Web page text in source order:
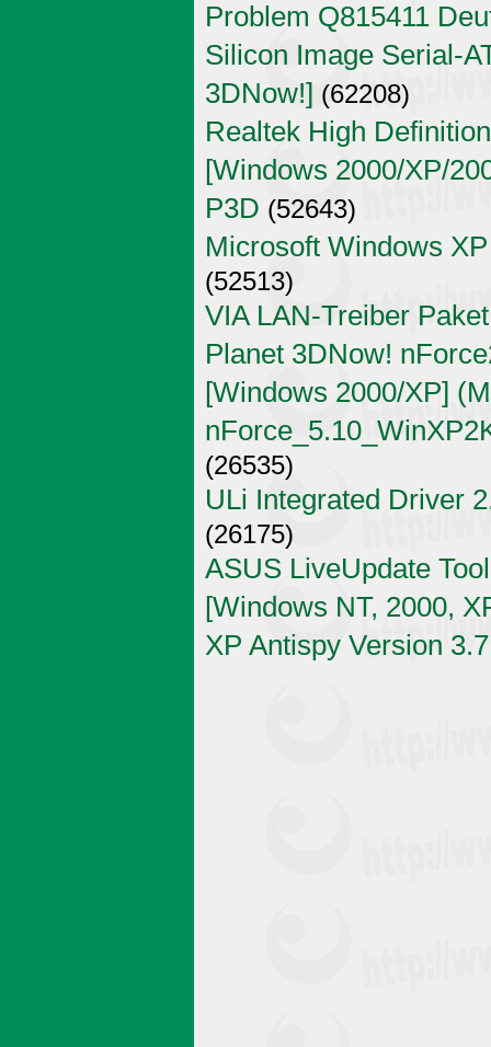
Problem Q815411
Silicon Image Serial-
3DNow!] (62208)
Realtek High
[Windows 2000/XP/
P3D (52643)
Microsoft Windows
(52513)
VIA LAN-Treiber
Planet 3DNow!
[Windows 2000/XP]
(26535)
ULi Integrated Driver
(26175)
ASUS LiveUpdate
[Windows NT, 2000,
XP Antispy Version